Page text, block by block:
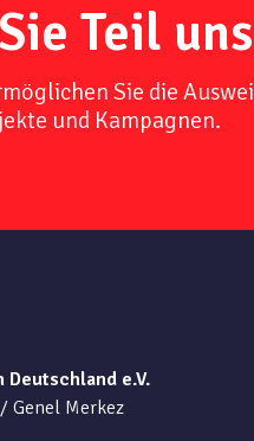
Teil
Sie die
und Kampagnen.
Deutschland e.V.
Genel Merkez